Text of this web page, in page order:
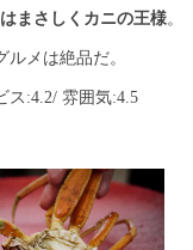
まさしくカニの王様。
メは絶品だ。
ス:4.2/ 雰囲気:4.5